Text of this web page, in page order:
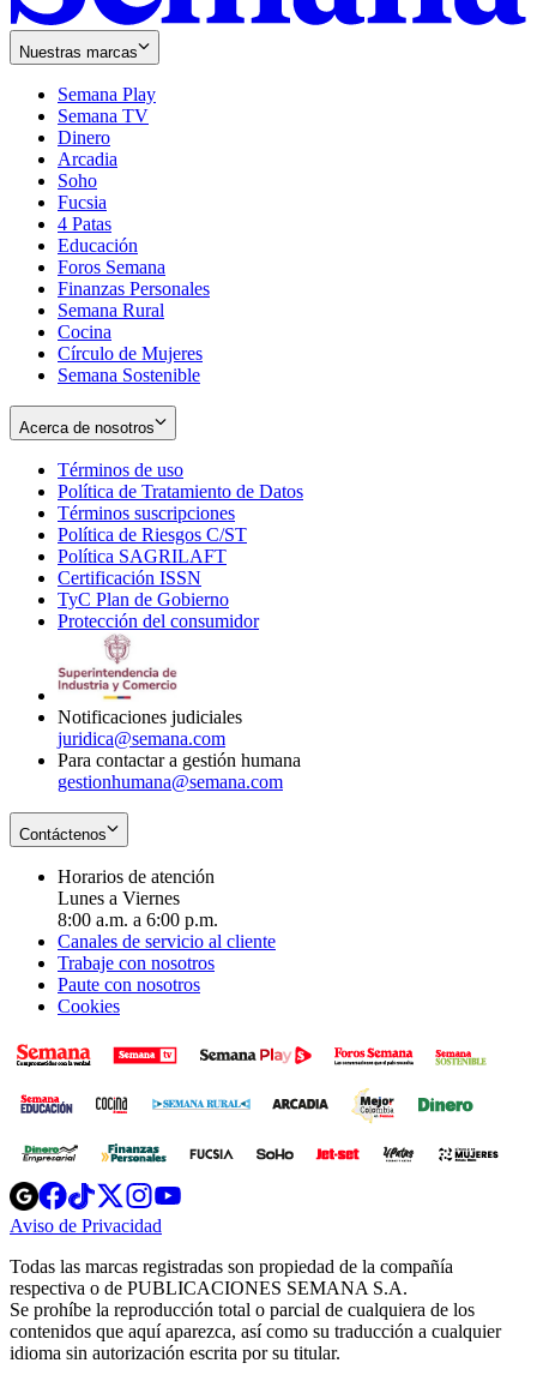
Nuestras marcas
Semana Play
Semana TV
Dinero
Arcadia
Soho
in
new
window
Fucsia
in
new
window
4 Patas
Educación
Foros Semana
Finanzas Personales
Semana Rural
Cocina
Círculo de Mujeres
Semana Sostenible
Acerca de nosotros
Términos de uso
in
new
window
Política de Tratamiento de Datos
Términos suscripciones
in
Política de Riesgos C/ST
Política SAGRILAFT
new
window
Certificación ISSN
in
new
TyC Plan de Gobierno
in
Protección del consumidorOpens
Notificaciones judiciales
juridica@semana.com
Para contactar a gestión humana
gestionhumana@semana.com
Contáctenos
Horarios de atención
Lunes a Viernes
8:00 a.m. a 6:00 p.m.
Canales de servicio al cliente
Trabaje con nosotros
Paute con nosotros
Cookies
Opens
in
new
Opens
in
new
Opens
in
new
window
Opens
new
windowwindow
Aviso de Privacidad
new
window
Todas las marcas registradas son propiedad de la compañía
respectiva o de PUBLICACIONES SEMANA S.A.
Se prohíbe la reproducción total o parcial de cualquiera de los
contenidos que aquí aparezca, así como su traducción a cualquier
idioma sin autorización escrita por su titular.